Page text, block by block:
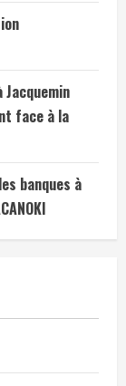
Jacquemin
face à la
banques à